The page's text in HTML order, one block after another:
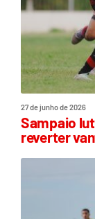
27 de junho de 2026
Sampaio
reverter